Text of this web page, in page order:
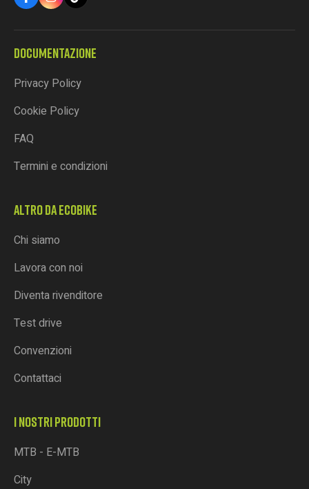
DOCUMENTAZIONE
Privacy Policy
Cookie Policy
FAQ
Termini e condizioni
ALTRO DA ECOBIKE
Chi siamo
Lavora con noi
Diventa rivenditore
Test drive
Convenzioni
Contattaci
I NOSTRI PRODOTTI
MTB - E-MTB
City